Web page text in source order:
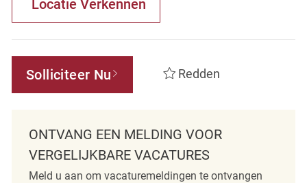
Locatie Verkennen
Solliciteer Nu Redden
ONTVANG EEN MELDING VOOR
VERGELIJKBARE VACATURES
Meld u aan om vacaturemeldingen te ontvangen